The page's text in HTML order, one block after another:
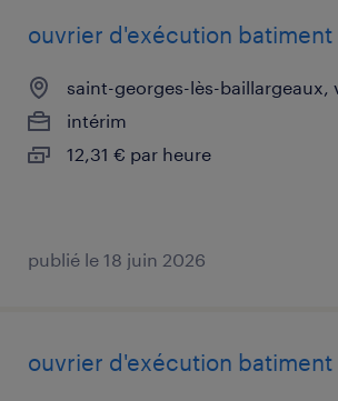
ouvrier d'exécution batiment
saint-georges-lès-baillargeaux,
intérim
12,31 € par heure
publié le 18 juin 2026
ouvrier d'exécution batiment